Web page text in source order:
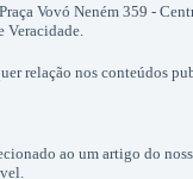
Vovó Neném 359 -
Veracidade.
relação nos conteúdos
ao um artigo do